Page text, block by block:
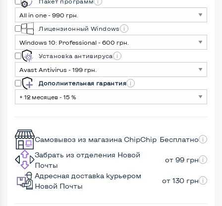
Лицензионный Windows
Установка антивируса
Дополнительная гарантия
Самовывоз из магазина ChipChip Бесплатно
Забрать из отделения Новой
Почты
от 99 грн
Адресная доставка курьером
Новой Почты
от 130 грн